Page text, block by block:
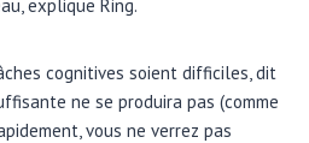
explique Ring.
cognitives soient difficiles, dit
ne se produira pas (comme
vous ne verrez pas